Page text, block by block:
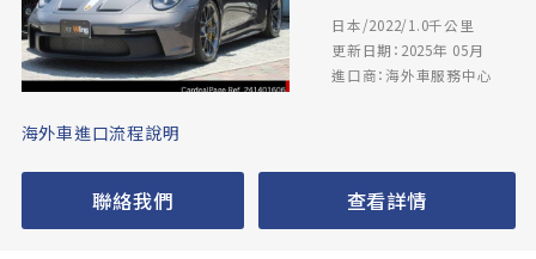
日本/2022/1.0千公里
更新日期：2025年 05月
進口商：海外車服務中心
海外車進口流程說明
聯絡我們 查看詳情